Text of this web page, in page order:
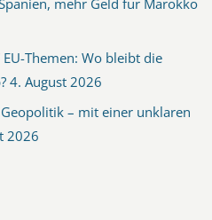
mehr Geld für Marokko
Themen: Wo bleibt die
4. August 2026
– mit einer unklaren
2026